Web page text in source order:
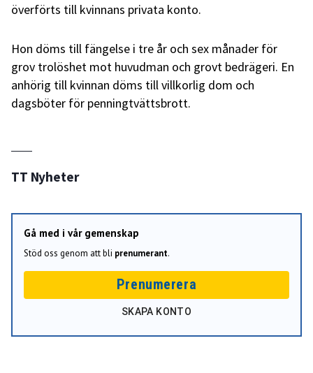
överförts till kvinnans privata konto.
Hon döms till fängelse i tre år och sex månader för
grov trolöshet mot huvudman och grovt bedrägeri. En
anhörig till kvinnan döms till villkorlig dom och
dagsböter för penningtvättsbrott.
TT Nyheter
Gå med i vår gemenskap
Stöd oss genom att bli prenumerant.
Prenumerera
SKAPA KONTO